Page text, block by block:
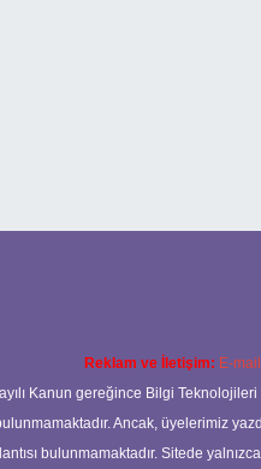
Reklam ve İletişim: E-
Kanun gereğince Bilgi
Ancak, üyelerimiz
bulunmamaktadır. Sitede